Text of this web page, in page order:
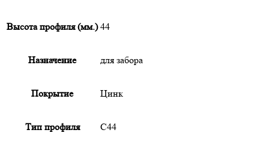
Высота профиля (мм.) 44
Назначение для забора
Покрытие Цинк
Тип профиля С44